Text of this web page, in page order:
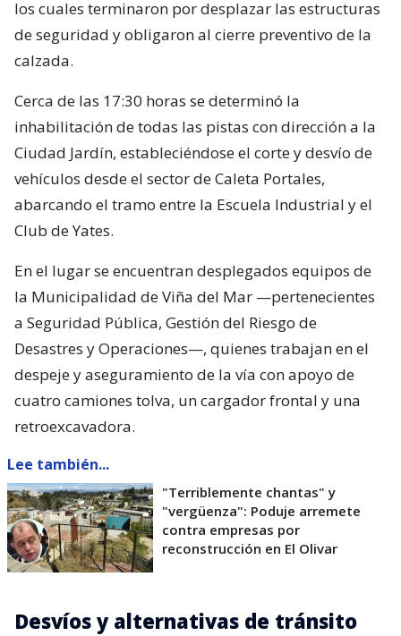
los cuales terminaron por desplazar las estructuras
de seguridad y obligaron al cierre preventivo de la
calzada.
Cerca de las 17:30 horas se determinó la
inhabilitación de todas las pistas con dirección a la
Ciudad Jardín, estableciéndose el corte y desvío de
vehículos desde el sector de Caleta Portales,
abarcando el tramo entre la Escuela Industrial y el
Club de Yates.
En el lugar se encuentran desplegados equipos de
la Municipalidad de Viña del Mar —pertenecientes
a Seguridad Pública, Gestión del Riesgo de
Desastres y Operaciones—, quienes trabajan en el
despeje y aseguramiento de la vía con apoyo de
cuatro camiones tolva, un cargador frontal y una
retroexcavadora.
Lee también...
"Terriblemente chantas" y
"vergüenza": Poduje arremete
contra empresas por
reconstrucción en El Olivar
Desvíos y alternativas de tránsito